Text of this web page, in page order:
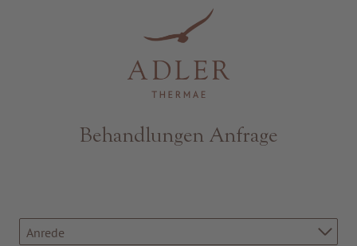
Resorts & Retreats
Behandlungen Anfrage
Anrede